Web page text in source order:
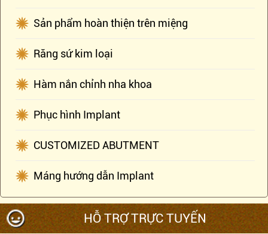
Sản phẩm hoàn thiện trên miệng
Răng sứ kim loại
Hàm nắn chỉnh nha khoa
Phục hình Implant
CUSTOMIZED ABUTMENT
Máng hướng dẫn Implant
HỖ TRỢ TRỰC TUYẾN